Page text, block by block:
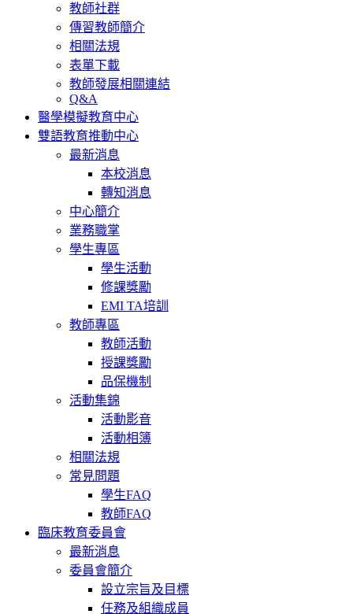
教師社群
傳習教師簡介
相關法規
表單下載
教師發展相關連結
Q&A
醫學模擬教育中心
雙語教育推動中心
最新消息
本校消息
轉知消息
中心簡介
業務職掌
學生專區
學生活動
修課獎勵
EMI TA培訓
教師專區
教師活動
授課獎勵
品保機制
活動集錦
活動影音
活動相簿
相關法規
常見問題
學生FAQ
教師FAQ
臨床教育委員會
最新消息
委員會簡介
設立宗旨及目標
任務及組織成員